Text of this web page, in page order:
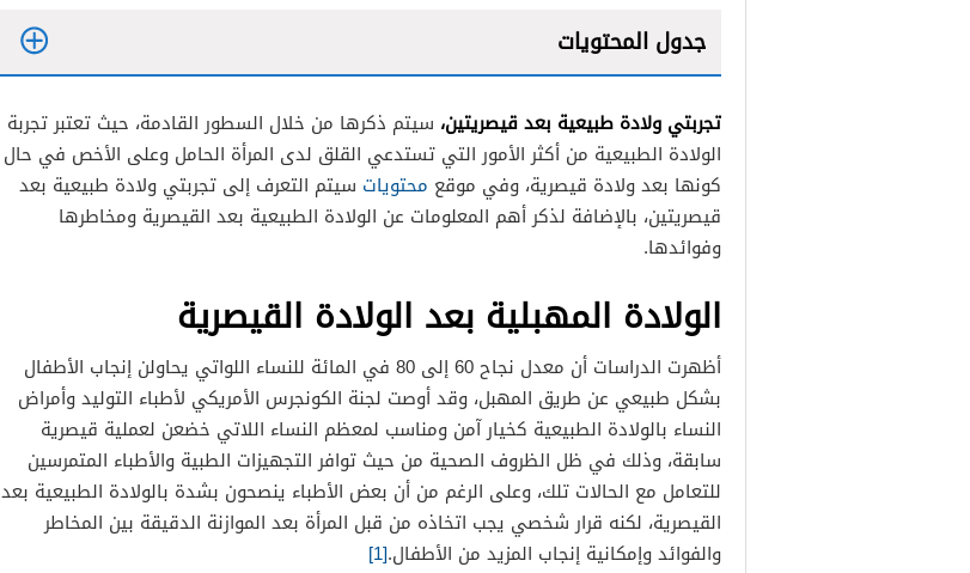
جدول المحتويات
تجربتي ولادة طبيعية بعد قيصريتين، سيتم ذكرها من خلال السطور القادمة، حيث تعتبر تجربة
الولادة الطبيعية من أكثر الأمور التي تستدعي القلق لدى المرأة الحامل وعلى الأخص في حال
كونها بعد ولادة قيصرية، وفي موقع محتويات سيتم التعرف إلى تجربتي ولادة طبيعية بعد
قيصريتين، بالإضافة لذكر أهم المعلومات عن الولادة الطبيعية بعد القيصرية ومخاطرها
وفوائدها.
الولادة المهبلية بعد الولادة القيصرية
أظهرت الدراسات أن معدل نجاح 60 إلى 80 في المائة للنساء اللواتي يحاولن إنجاب الأطفال
بشكل طبيعي عن طريق المهبل، وقد أوصت لجنة الكونجرس الأمريكي لأطباء التوليد وأمراض
النساء بالولادة الطبيعية كخيار آمن ومناسب لمعظم النساء اللاتي خضعن لعملية قيصرية
سابقة، وذلك في ظل الظروف الصحية من حيث توافر التجهيزات الطبية والأطباء المتمرسين
للتعامل مع الحالات تلك، وعلى الرغم من أن بعض الأطباء ينصحون بشدة بالولادة الطبيعية بعد
القيصرية، لكنه قرار شخصي يجب اتخاذه من قبل المرأة بعد الموازنة الدقيقة بين المخاطر
والفوائد وإمكانية إنجاب المزيد من الأطفال.[1]